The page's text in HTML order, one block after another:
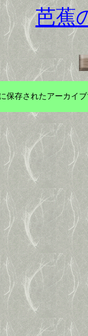
芭蕉
保存されたアーカイ